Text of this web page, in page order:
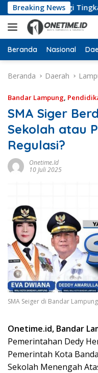
Langsung
ke
konten
Breaking News
Sinergi Tingkatkan
Beranda Nasional
Beranda Daerah
Bandar Lampung,
SMA Siger
Sekolah atau
Regulasi?
Onetime.id
10 Juli 2025
SMA Seiger di Bandar
Onetime.id, Bandar
Pemerintahan Dedy
Pemerintah Kota
Sekolah Menengah